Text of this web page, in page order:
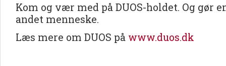
Kom og vær med på DUOS-holdet. Og gør
andet menneske.
Læs mere om DUOS på www.duos.dk